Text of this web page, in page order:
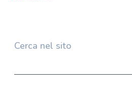
Cerca nel sito